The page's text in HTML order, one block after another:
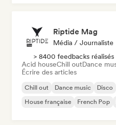
Riptide Mag
Média / Journaliste
> 8400 feedbacks réalisés
Acid houseChill outDance
Écrire des articles
Chill out Dance music Disco
House française
French Pop